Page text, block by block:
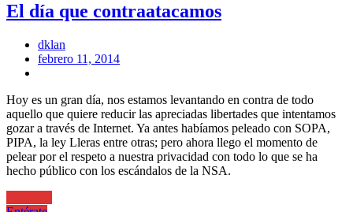
El día que contraatacamos
dklan
Posted
febrero 11, 2014
Hoy es un gran día, nos estamos levantando en contra de todo
aquello que quiere reducir las apreciadas libertades que intentamos
gozar a través de Internet. Ya antes habíamos peleado con SOPA,
PIPA, la ley Lleras entre otras; pero ahora llego el momento de
pelear por el respeto a nuestra privacidad con todo lo que se ha
hecho público con los escándalos de la NSA.